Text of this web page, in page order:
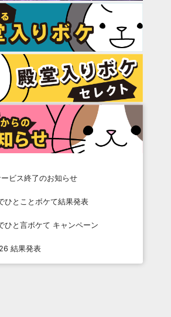
ビス終了のお知らせ
ひとことボケて結果発表
ひと言ボケて キャンペーン
結果発表